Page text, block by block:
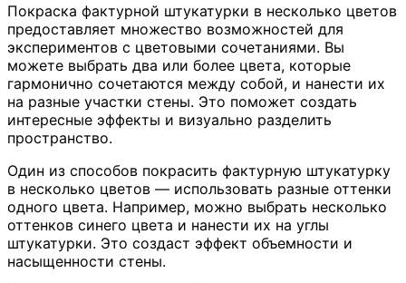
Покраска фактурной штукатурки в несколько цветов
предоставляет множество возможностей для
экспериментов с цветовыми сочетаниями. Вы
можете выбрать два или более цвета, которые
гармонично сочетаются между собой, и нанести их
на разные участки стены. Это поможет создать
интересные эффекты и визуально разделить
пространство.
Один из способов покрасить фактурную штукатурку
в несколько цветов — использовать разные оттенки
одного цвета. Например, можно выбрать несколько
оттенков синего цвета и нанести их на углы
штукатурки. Это создаст эффект объемности и
насыщенности стены.